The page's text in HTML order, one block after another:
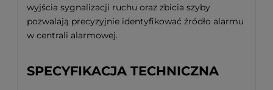
wyjścia sygnalizacji ruchu oraz zbicia szyby
pozwalają precyzyjnie identyfikować źródło alarmu
w centrali alarmowej.
SPECYFIKACJA TECHNICZNA